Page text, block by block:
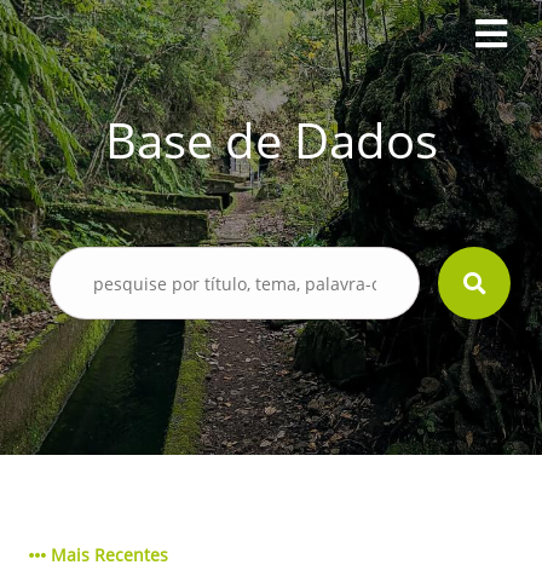
Base de Dados
Mais Recentes